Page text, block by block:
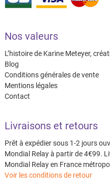
Nos valeurs
L’histoire de Karine Meteyer,
Blog
Conditions générales de vente
Mentions légales
Contact
Livraisons et retours
Prêt à expédier sous 1-2 jours
Mondial Relay à partir de 4€99.
Mondial Relay en France
Voir les conditions de retour